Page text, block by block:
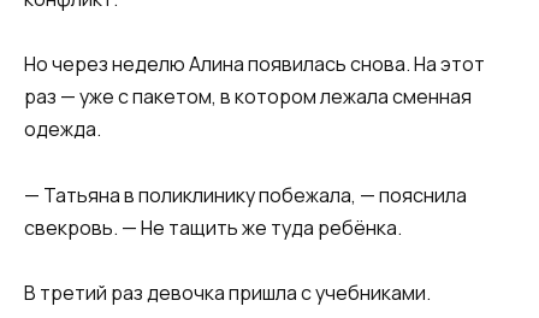
Но через неделю Алина появилась снова. На этот
раз — уже с пакетом, в котором лежала сменная
одежда.
— Татьяна в поликлинику побежала, — пояснила
свекровь. — Не тащить же туда ребёнка.
В третий раз девочка пришла с учебниками.